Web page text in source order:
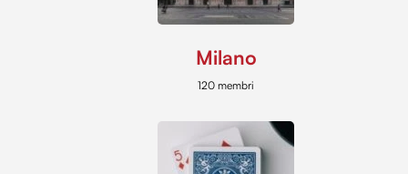
Milano
120 membri